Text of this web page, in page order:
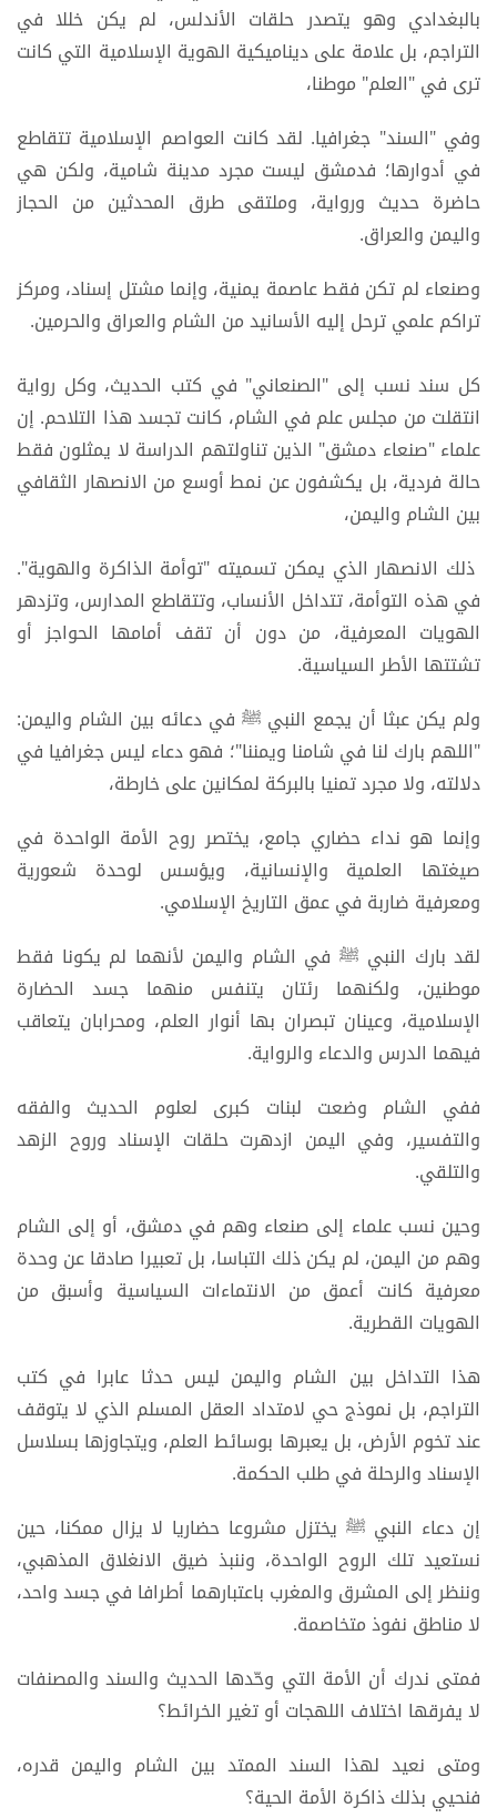
بالبغدادي وهو يتصدر حلقات الأندلس، لم يكن خللا في
التراجم، بل علامة على ديناميكية الهوية الإسلامية التي كانت
ترى في "العلم" موطنا،
وفي "السند" جغرافيا. لقد كانت العواصم الإسلامية تتقاطع
في أدوارها؛ فدمشق ليست مجرد مدينة شامية، ولكن هي
حاضرة حديث ورواية، وملتقى طرق المحدثين من الحجاز
واليمن والعراق.
وصنعاء لم تكن فقط عاصمة يمنية، وإنما مشتل إسناد، ومركز
تراكم علمي ترحل إليه الأسانيد من الشام والعراق والحرمين.
كل سند نسب إلى "الصنعاني" في كتب الحديث، وكل رواية
انتقلت من مجلس علم في الشام، كانت تجسد هذا التلاحم. إن
علماء "صنعاء دمشق" الذين تناولتهم الدراسة لا يمثلون فقط
حالة فردية، بل يكشفون عن نمط أوسع من الانصهار الثقافي
بين الشام واليمن،
ذلك الانصهار الذي يمكن تسميته "توأمة الذاكرة والهوية".
في هذه التوأمة، تتداخل الأنساب، وتتقاطع المدارس، وتزدهر
الهويات المعرفية، من دون أن تقف أمامها الحواجز أو
تشتتها الأطر السياسية.
ولم يكن عبثا أن يجمع النبي ﷺ في دعائه بين الشام واليمن:
"اللهم بارك لنا في شامنا ويمننا"؛ فهو دعاء ليس جغرافيا في
دلالته، ولا مجرد تمنيا بالبركة لمكانين على خارطة،
وإنما هو نداء حضاري جامع، يختصر روح الأمة الواحدة في
صيغتها العلمية والإنسانية، ويؤسس لوحدة شعورية
ومعرفية ضاربة في عمق التاريخ الإسلامي.
لقد بارك النبي ﷺ في الشام واليمن لأنهما لم يكونا فقط
موطنين، ولكنهما رئتان يتنفس منهما جسد الحضارة
الإسلامية، وعينان تبصران بها أنوار العلم، ومحرابان يتعاقب
فيهما الدرس والدعاء والرواية.
ففي الشام وضعت لبنات كبرى لعلوم الحديث والفقه
والتفسير، وفي اليمن ازدهرت حلقات الإسناد وروح الزهد
والتلقي.
وحين نسب علماء إلى صنعاء وهم في دمشق، أو إلى الشام
وهم من اليمن، لم يكن ذلك التباسا، بل تعبيرا صادقا عن وحدة
معرفية كانت أعمق من الانتماءات السياسية وأسبق من
الهويات القطرية.
هذا التداخل بين الشام واليمن ليس حدثا عابرا في كتب
التراجم، بل نموذج حي لامتداد العقل المسلم الذي لا يتوقف
عند تخوم الأرض، بل يعبرها بوسائط العلم، ويتجاوزها بسلاسل
الإسناد والرحلة في طلب الحكمة.
إن دعاء النبي ﷺ يختزل مشروعا حضاريا لا يزال ممكنا، حين
نستعيد تلك الروح الواحدة، وننبذ ضيق الانغلاق المذهبي،
وننظر إلى المشرق والمغرب باعتبارهما أطرافا في جسد واحد،
لا مناطق نفوذ متخاصمة.
فمتى ندرك أن الأمة التي وحّدها الحديث والسند والمصنفات
لا يفرقها اختلاف اللهجات أو تغير الخرائط؟
ومتى نعيد لهذا السند الممتد بين الشام واليمن قدره،
فنحيي بذلك ذاكرة الأمة الحية؟